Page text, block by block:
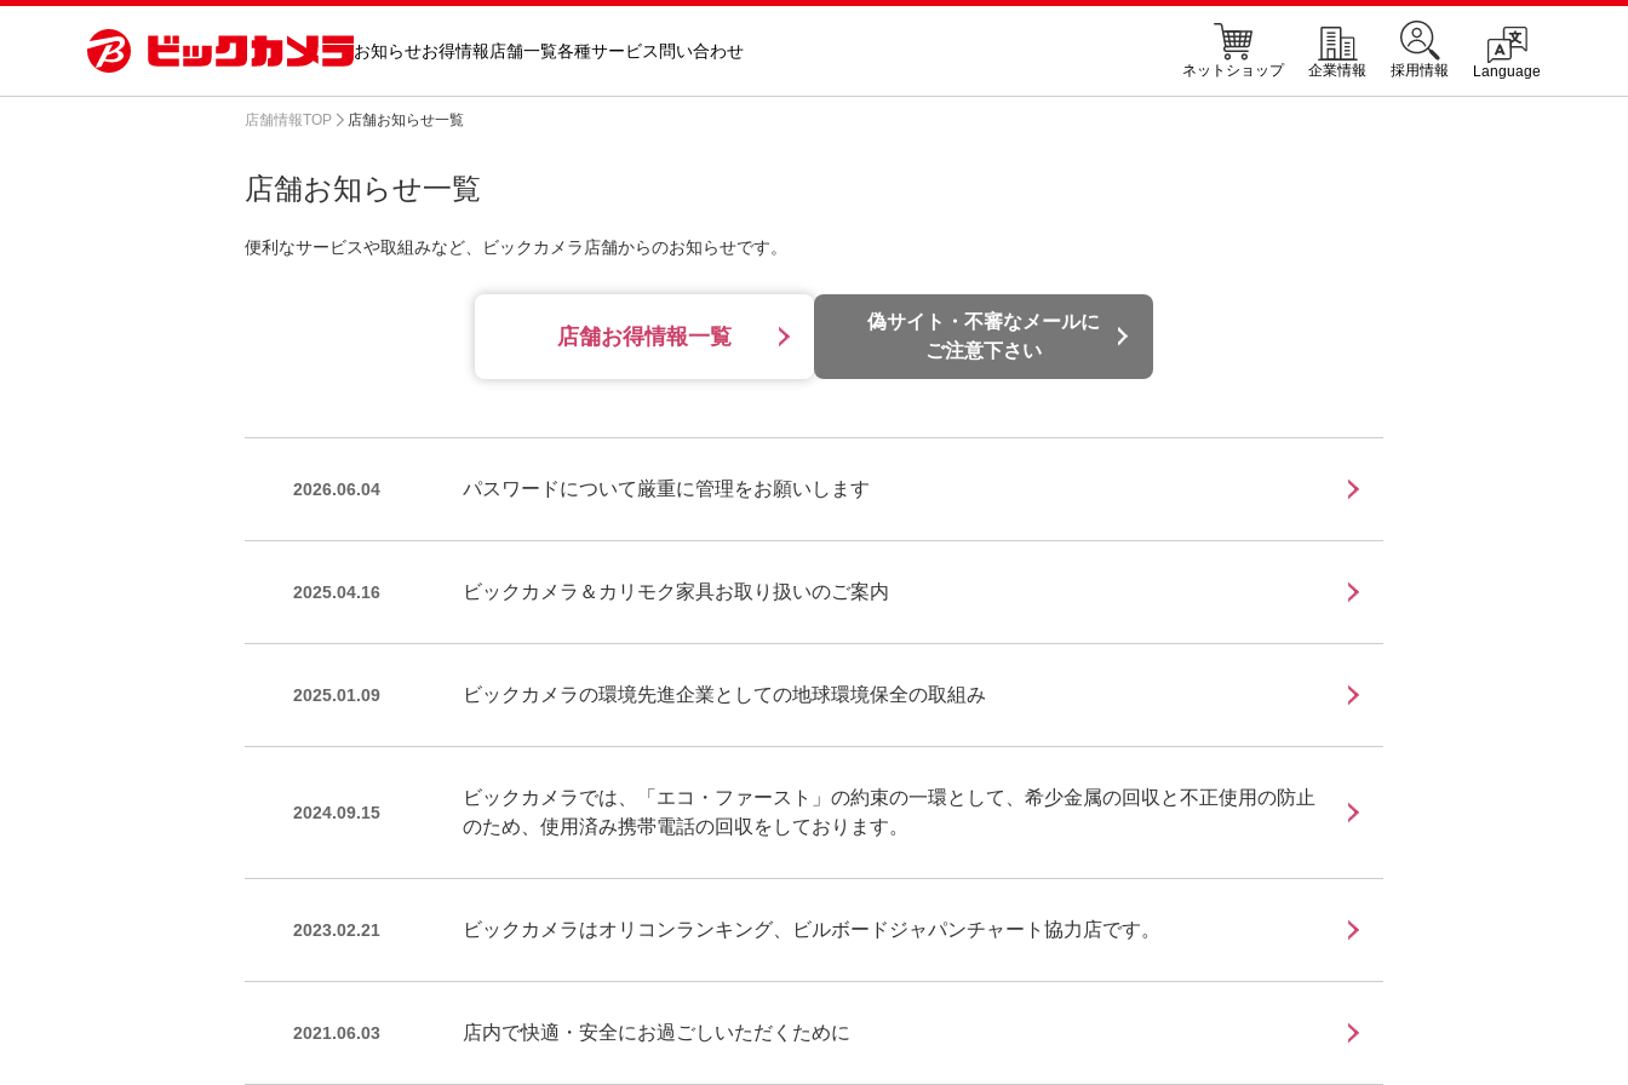
お知らせお得情報店舗一覧各種サービス問い合わせ
ネットショップ 企業情報 採用情報 Language
店舗情報TOP 店舗お知らせ一覧
店舗お知らせ一覧
便利なサービスや取組みなど、ビックカメラ店舗からのお知らせです。
店舗お得情報一覧
偽サイト・不審なメールに
ご注意下さい
2026.06.04 パスワードについて厳重に管理をお願いします
2025.04.16 ビックカメラ＆カリモク家具お取り扱いのご案内
2025.01.09 ビックカメラの環境先進企業としての地球環境保全の取組み
2024.09.15
ビックカメラでは、「エコ・ファースト」の約束の一環として、希少金属の回収と不正使用の防止
のため、使用済み携帯電話の回収をしております。
2023.02.21 ビックカメラはオリコンランキング、ビルボードジャパンチャート協力店です。
2021.06.03 店内で快適・安全にお過ごしいただくために